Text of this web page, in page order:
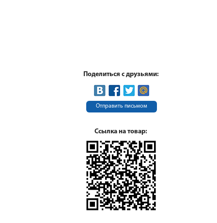
Поделиться с друзьями:
Отправить письмом
Ссылка на товар: